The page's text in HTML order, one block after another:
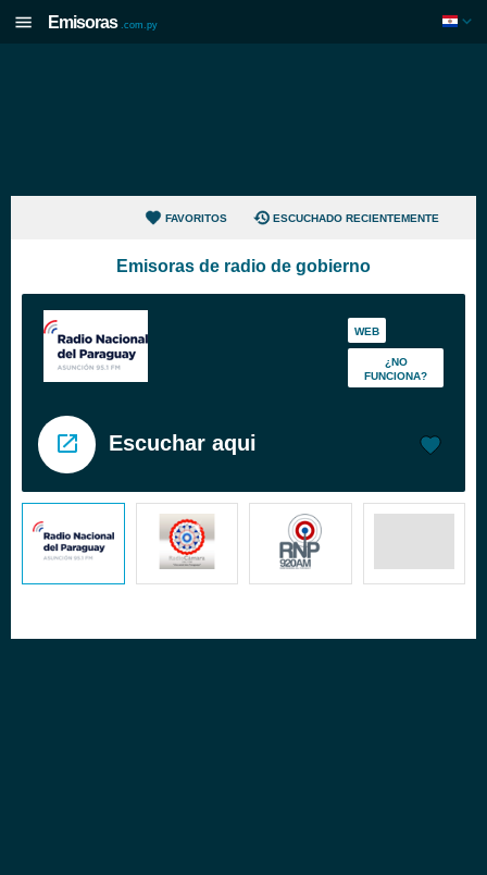
Emisoras .com.py
FAVORITOS ESCUCHADO RECIENTEMENTE
Emisoras de radio de gobierno
WEB
¿NO
FUNCIONA?
Escuchar aqui